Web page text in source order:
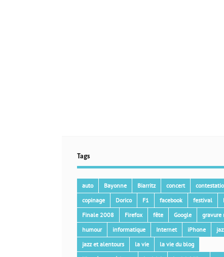
Tags
auto Bayonne Biarritz concert
copinage
Dorico F1 facebook festival
Finale 2008
Firefox fête Google
gravure
humour
informatique Internet iPhone
jazz et alentours
la vie
la vie du blog